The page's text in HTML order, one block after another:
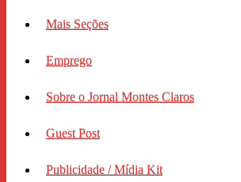
Mais Seções
Emprego
Sobre o Jornal Montes Claros
Guest Post
Publicidade / Mídia Kit